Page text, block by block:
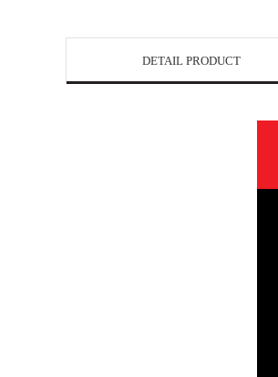
DETAIL PRODUCT